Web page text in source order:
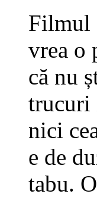
Filmul
vrea o
că nu
trucuri
nici
e de
tabu.